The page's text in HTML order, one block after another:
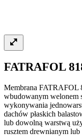
FATRAFOL
Membrana FATRAFOL
wbudowanym welonem
wykonywania
dachów płaskich
lub dowolną warstwą
rusztem drewnianym lub